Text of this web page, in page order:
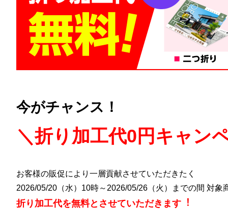
今がチャンス！
＼折り加工代0円キャン
お客様の販促により一層貢献させていただきたく
2026/05/20（水）10時～2026/05/26（火）までの間 対象
折り加工代を無料とさせていただきます︕